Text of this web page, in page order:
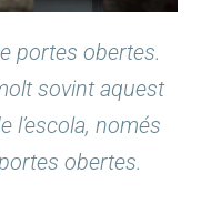
portes obertes.
sovint aquest
l’escola, només
obertes.